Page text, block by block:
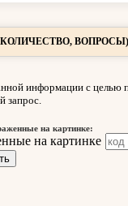
ВОПРОСЫ)
информации с целью
запрос.
на картинке: